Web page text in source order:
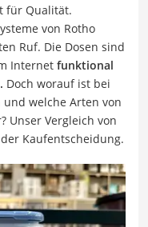
für Qualität.
von Rotho
Ruf. Die Dosen sind
Internet funktional
Doch worauf ist bei
welche Arten von
Unser Vergleich von
Kaufentscheidung.